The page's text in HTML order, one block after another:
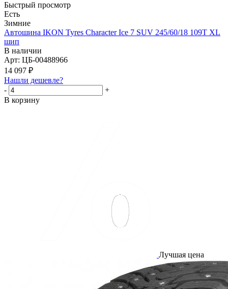
Быстрый просмотр
Есть
Зимние
Автошина IKON Tyres Character Ice 7 SUV 245/60/18 109T XL
шип
В наличии
Арт: ЦБ-00488966
14 097 ₽
Нашли дешевле?
-
+
В корзину
Лучшая цена